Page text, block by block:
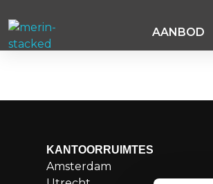
AANBOD
KANTOORRUIMTES
Amsterdam